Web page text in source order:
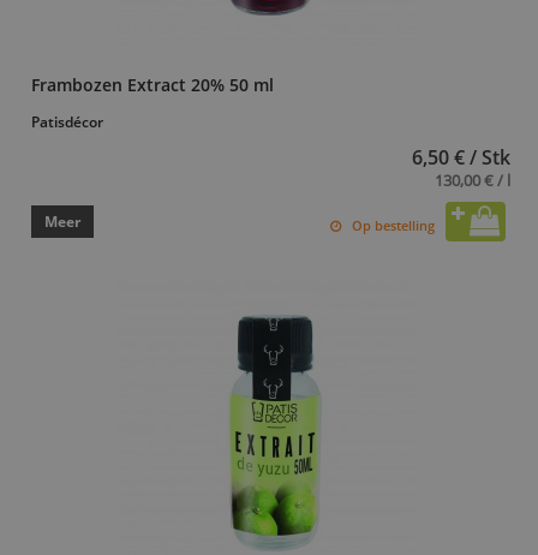
Frambozen Extract 20% 50 ml
Patisdécor
6,50 € / Stk
130,00 € / l
Meer Op bestelling